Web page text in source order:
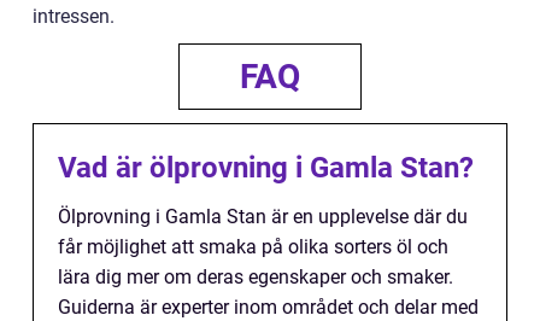
intressen.
FAQ
Vad är ölprovning i Gamla Stan?
Ölprovning i Gamla Stan är en upplevelse där du
får möjlighet att smaka på olika sorters öl och
lära dig mer om deras egenskaper och smaker.
Guiderna är experter inom området och delar med